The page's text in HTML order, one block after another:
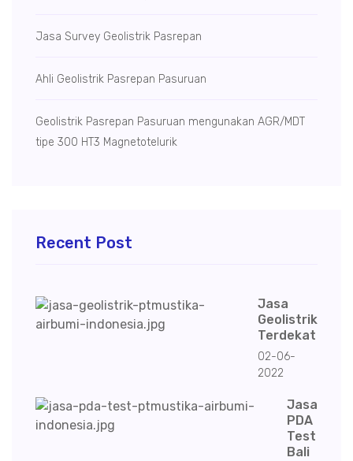
Jasa Survey Geolistrik Pasrepan
Ahli Geolistrik Pasrepan Pasuruan
Geolistrik Pasrepan Pasuruan mengunakan AGR/MDT
tipe 300 HT3 Magnetotelurik
Recent Post
Jasa
Geolistrik
Terdekat
02-06-
2022
Jasa
PDA
Test
Bali